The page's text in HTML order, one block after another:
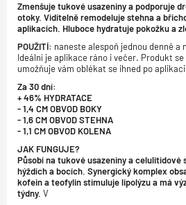
Zmenšuje tukové usazeniny a podporuje
otoky. Viditelně remodeluje stehna a
aplikacích. Hluboce hydratuje pokožku a
POUŽITÍ: naneste alespoň jednou denně a
Ideální je aplikace ráno i večer. Produkt
umožňuje vám oblékat se ihned po
Za 30 dní:
+ 46% HYDRATACE
- 1,4 CM OBVOD BOKY
- 1,6 CM OBVOD STEHNA
- 1,1 CM OBVOD KOLENA
JAK FUNGUJE?
Působí na tukové usazeniny a celulitidové
hýždích a bocích. Synergický komplex
kofein a teofylin stimuluje lipolýzu a má
týdny. V